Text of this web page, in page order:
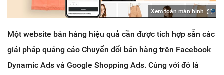
Xem toàn màn hình
Một website bán hàng hiệu quả cần được tích hợp sẵn các
giải pháp quảng cáo Chuyển đổi bán hàng trên Facebook
Dynamic Ads và Google Shopping Ads. Cùng với đó là